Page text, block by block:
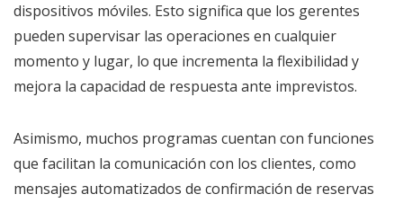
dispositivos móviles. Esto significa que los gerentes
pueden supervisar las operaciones en cualquier
momento y lugar, lo que incrementa la flexibilidad y
mejora la capacidad de respuesta ante imprevistos.
Asimismo, muchos programas cuentan con funciones
que facilitan la comunicación con los clientes, como
mensajes automatizados de confirmación de reservas